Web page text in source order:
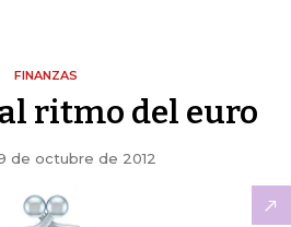
FINANZAS
ritmo del euro
de octubre de 2012